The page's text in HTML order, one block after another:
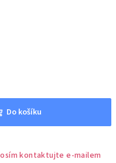
Do košíku
kontaktujte e-mailem